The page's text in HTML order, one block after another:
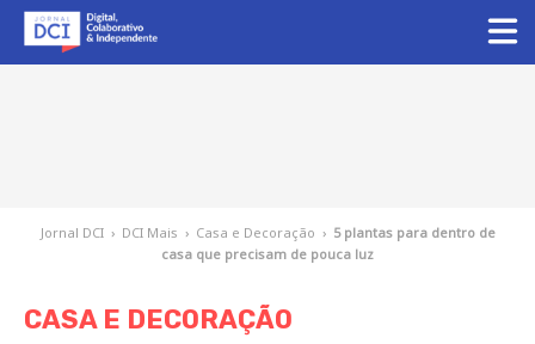
Jornal DCI › DCI Mais › Casa e Decoração › 5 plantas para dentro de
casa que precisam de pouca luz
CASA E DECORAÇÃO